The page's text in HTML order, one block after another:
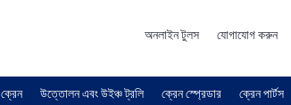
অনলাইন টুলস যোগাযোগ করুন
ক্রেন উত্তোলন এবং উইঞ্চ ট্রলি ক্রেন স্প্রেডার ক্রেন পার্টস